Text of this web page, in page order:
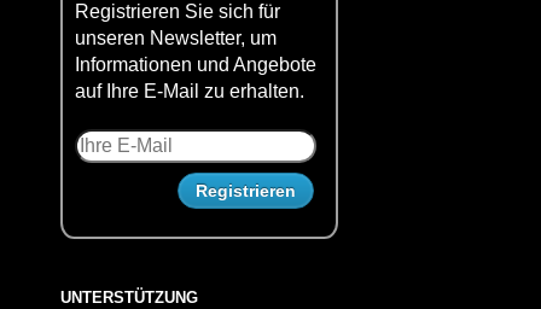
Registrieren Sie sich für
unseren Newsletter, um
Informationen und Angebote
auf Ihre E-Mail zu erhalten.
UNTERSTÜTZUNG